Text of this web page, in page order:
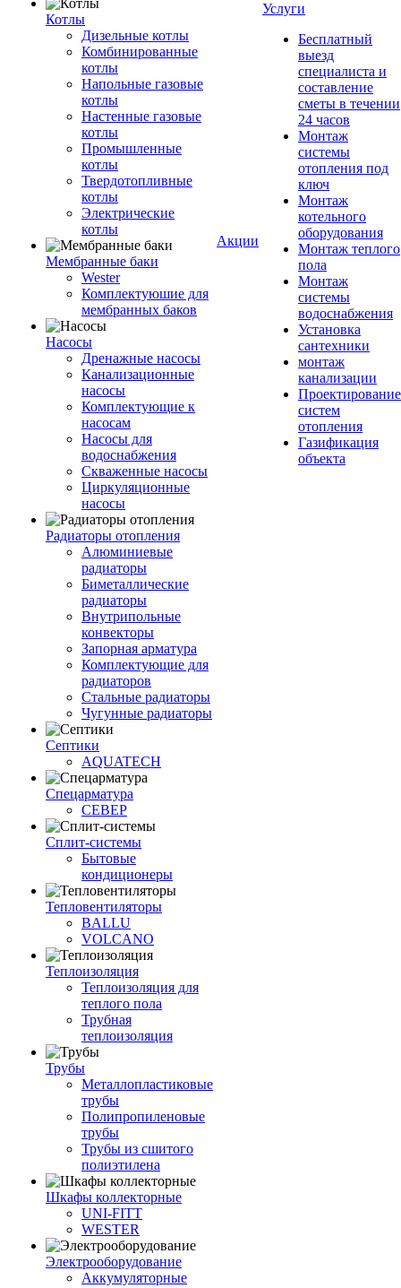
Котлы
Дизельные котлы
Комбинированные
котлы
Напольные газовые
котлы
Настенные газовые
котлы
Промышленные
котлы
Твердотопливные
котлы
Электрические
котлы
Мембранные баки
Wester
Комплектуюшие для
мембранных баков
Насосы
Дренажные насосы
Канализационные
насосы
Комплектующие к
насосам
Насосы для
водоснабжения
Скваженные насосы
Циркуляционные
насосы
Радиаторы отопления
Алюминиевые
радиаторы
Биметаллические
радиаторы
Внутрипольные
конвекторы
Запорная арматура
Комплектующие для
радиаторов
Стальные радиаторы
Чугунные радиаторы
Септики
AQUATECH
Спецарматура
СЕВЕР
Сплит-системы
Бытовые
кондиционеры
Тепловентиляторы
BALLU
VOLCANO
Теплоизоляция
Теплоизоляция для
теплого пола
Трубная
теплоизоляция
Трубы
Металлопластиковые
трубы
Полипропиленовые
трубы
Трубы из сшитого
полиэтилена
Шкафы коллекторные
UNI-FITT
WESTER
Электрооборудование
Аккумуляторные
Акции
Услуги
Бесплатный
выезд
специалиста и
составление
сметы в течении
24 часов
Монтаж
системы
отопления под
ключ
Монтаж
котельного
оборудования
Монтаж теплого
пола
Монтаж
системы
водоснабжения
Установка
сантехники
монтаж
канализации
Проектирование
систем
отопления
Газификация
объекта